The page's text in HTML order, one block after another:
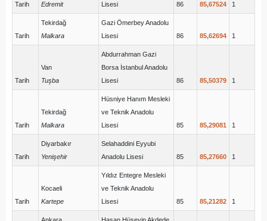
Tarih
Edremit
Lisesi
86 85,67524 1
Tarih
Tekirdağ
Malkara
Gazi Ömerbey Anadolu
Lisesi
86 85,62694 1
Tarih
Van
Tuşba
Abdurrahman Gazi
Borsa İstanbul Anadolu
Lisesi
86 85,50379 1
Tarih
Tekirdağ
Malkara
Hüsniye Hanım Mesleki
ve Teknik Anadolu
Lisesi
85 85,29081 1
Tarih
Diyarbakır
Yenişehir
Selahaddini Eyyubi
Anadolu Lisesi
85 85,27660 1
Tarih
Kocaeli
Kartepe
Yıldız Entegre Mesleki
ve Teknik Anadolu
Lisesi
85 85,21282 1